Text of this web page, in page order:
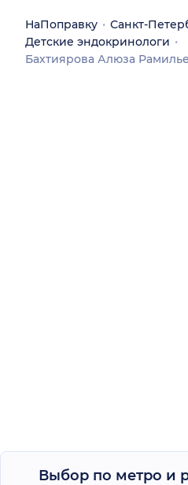
НаПоправку Санкт-
Детские эндокринологи
Бахтиярова Алюза
Выбор по метро и